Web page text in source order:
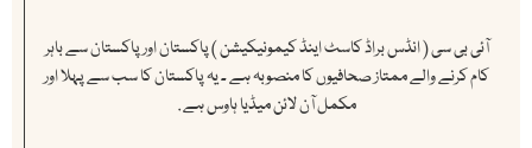
آئی بی سی ( انڈس براڈ کاسٹ اینڈ کیمونیکیشن ) پاکستان اور پاکستان سے باہر
کام کرنے والے ممتاز صحافیوں کا منصوبہ ہے ۔ یہ پاکستان کا سب سے پہلا اور
مکمل آن لائن میڈیا ہاوس ہے .